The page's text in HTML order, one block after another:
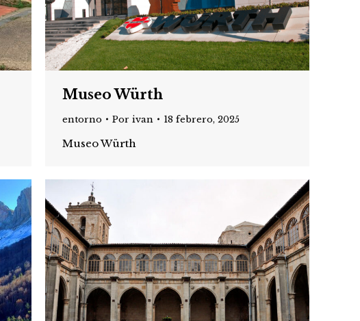
Museo Würth
entorno Por ivan 18 febrero, 2025
Museo Würth